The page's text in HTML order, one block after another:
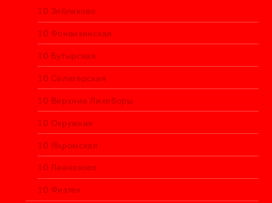
10 Зябликово
10 Фонвизинская
10 Бутырская
10 Селигерская
10 Верхние Лихоборы
10 Окружная
10 Яхромская
10 Лианозово
10 Физтех